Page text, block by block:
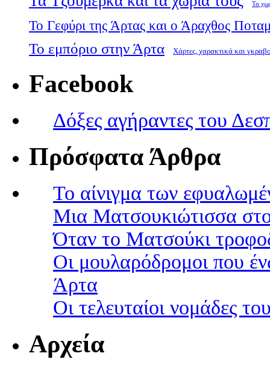
Τα
Το Γεφύρι της Άρτας και ο Άραχθος
Το εμπόριο στην Άρτα Χάρτες, χαρακτικά και
Facebook
Δόξες αγήραντες του
Πρόσφατα Άρθρα
Το αίνιγμα των
Μια Ματσουκιώτισσα
Όταν το Ματσούκι
Οι μουλαρόδρομοι που
Άρτα
Οι τελευταίοι νομάδες
Αρχεία